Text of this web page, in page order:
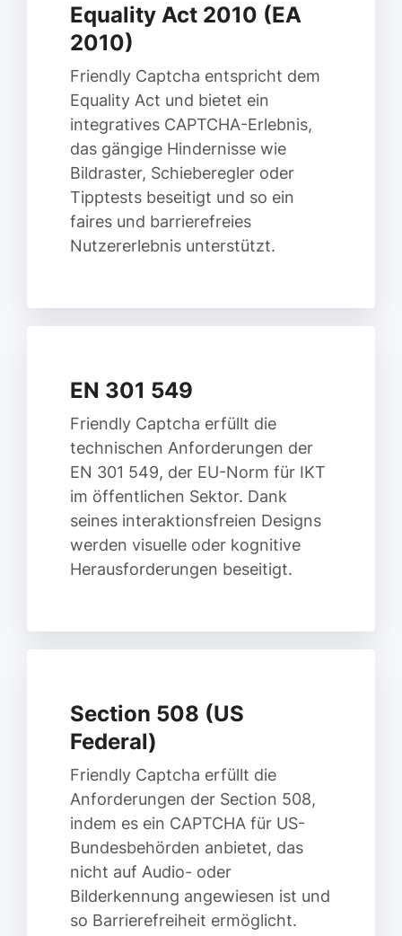
Equality Act 2010 (EA
2010)
Friendly Captcha entspricht dem
Equality Act und bietet ein
integratives CAPTCHA-Erlebnis,
das gängige Hindernisse wie
Bildraster, Schieberegler oder
Tipptests beseitigt und so ein
faires und barrierefreies
Nutzererlebnis unterstützt.
EN 301 549
Friendly Captcha erfüllt die
technischen Anforderungen der
EN 301 549, der EU-Norm für IKT
im öffentlichen Sektor. Dank
seines interaktionsfreien Designs
werden visuelle oder kognitive
Herausforderungen beseitigt.
Section 508 (US
Federal)
Friendly Captcha erfüllt die
Anforderungen der Section 508,
indem es ein CAPTCHA für US-
Bundesbehörden anbietet, das
nicht auf Audio- oder
Bilderkennung angewiesen ist und
so Barrierefreiheit ermöglicht.